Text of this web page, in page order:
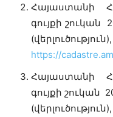
Հայաստանի
գույքի շուկան
(վերլուծություն),
https://
Հայաստանի
գույքի շուկան
(վերլուծություն),